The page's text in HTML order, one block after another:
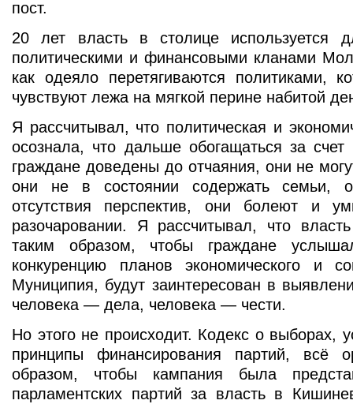
пост.
20 лет власть в столице используется
политическими и финансовыми кланами
как одеяло перетягиваются политиками,
чувствуют лежа на мягкой перине набитой
Я рассчитывал, что политическая и
осознала, что дальше обогащаться за
граждане доведены до отчаяния, они не
они не в состоянии содержать семьи,
отсутствия перспектив, они болеют и
разочаровании. Я рассчитывал, что
таким образом, чтобы граждане
конкуренцию планов экономического и
Муниципия, будут заинтересован в
человека — дела, человека — чести.
Но этого не происходит. Кодекс о выборах,
принципы финансирования партий, всё
образом, чтобы кампания была
парламентских партий за власть в